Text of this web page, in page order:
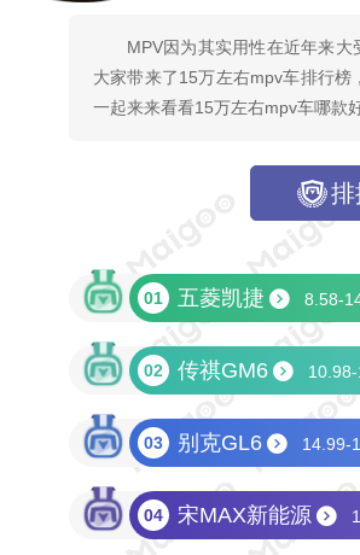
MPV因为其实用性在近年来
大家带来了15万左右mpv车排行
一起来来看看15万左右mpv车哪款好
排
01 五菱凯捷 8.58-
02 传祺GM6
03 别克GL6 14.99-
04 宋MAX新能源